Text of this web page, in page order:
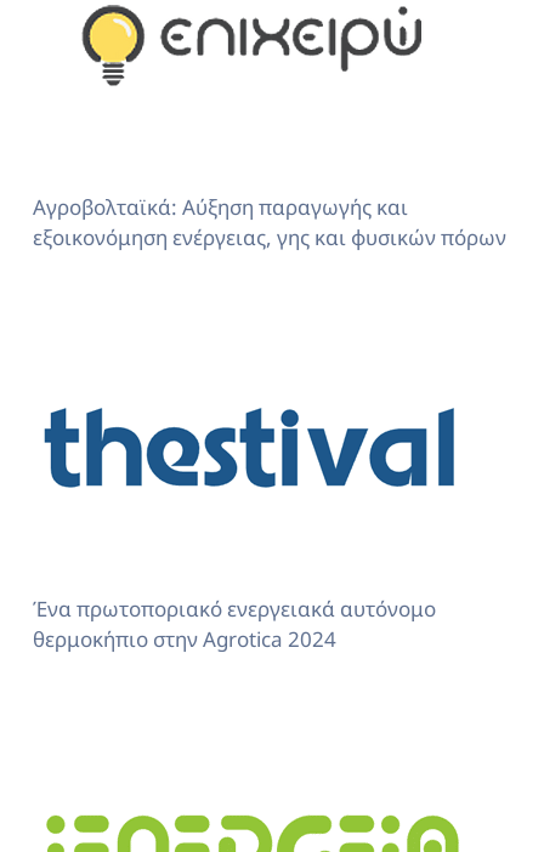
Αγροβολταϊκά: Αύξηση παραγωγής και
εξοικονόμηση ενέργειας, γης και φυσικών πόρων
Ένα πρωτοποριακό ενεργειακά αυτόνομο
θερμοκήπιο στην Agrotica 2024